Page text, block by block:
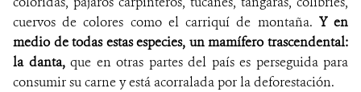
cuervos de colores como el carriquí de montaña. Y en
medio de todas estas especies, un mamífero trascendental:
la danta,que en otras partes del país es perseguida para
consumir su carne y está acorralada por la deforestación.